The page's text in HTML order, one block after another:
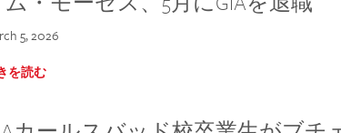
5, 2026
を読む